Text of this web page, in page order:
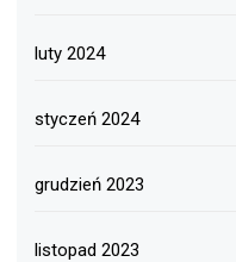
luty 2024
styczeń 2024
grudzień 2023
listopad 2023